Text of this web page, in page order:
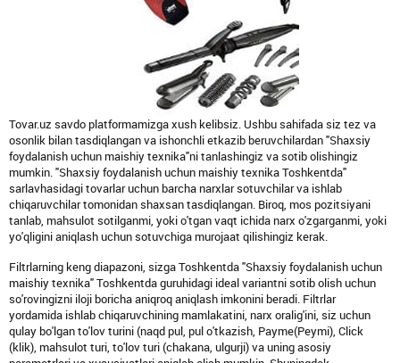
Tovar.uz savdo platformamizga xush kelibsiz. Ushbu sahifada siz tez va
osonlik bilan tasdiqlangan va ishonchli etkazib beruvchilardan "Shaxsiy
foydalanish uchun maishiy texnika"ni tanlashingiz va sotib olishingiz
mumkin. "Shaxsiy foydalanish uchun maishiy texnika Toshkentda"
sarlavhasidagi tovarlar uchun barcha narxlar sotuvchilar va ishlab
chiqaruvchilar tomonidan shaxsan tasdiqlangan. Biroq, mos pozitsiyani
tanlab, mahsulot sotilganmi, yoki o'tgan vaqt ichida narx o'zgarganmi, yoki
yo'qligini aniqlash uchun sotuvchiga murojaat qilishingiz kerak.
Filtrlarning keng diapazoni, sizga Toshkentda "Shaxsiy foydalanish uchun
maishiy texnika" Toshkentda guruhidagi ideal variantni sotib olish uchun
so'rovingizni iloji boricha aniqroq aniqlash imkonini beradi. Filtrlar
yordamida ishlab chiqaruvchining mamlakatini, narx oralig'ini, siz uchun
qulay bo'lgan to'lov turini (naqd pul, pul o'tkazish, Payme(Peymi), Click
(klik), mahsulot turi, to'lov turi (chakana, ulgurji) va uning asosiy